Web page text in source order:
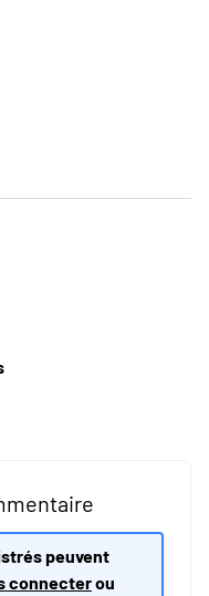
peuvent
connecterou